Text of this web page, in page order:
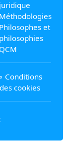
juridique
Méthodologies
Philosophes et
philosophies
QCM
∘ Conditions
cookies